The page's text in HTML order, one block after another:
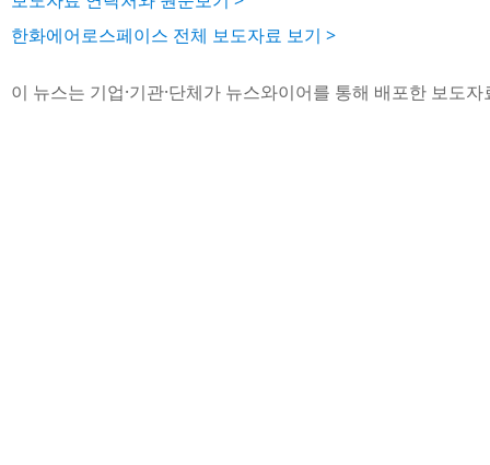
한화에어로스페이스 전체 보도자료 보기 >
이 뉴스는 기업·기관·단체가 뉴스와이어를 통해 배포한 보도